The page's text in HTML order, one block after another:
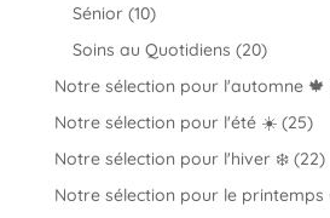
Sénior 1010
produits
Soins au Quotidiens 2020
produits
Notre sélection pour l'automne 🍁
Notre sélection pour l'été ☀️ 2525
Notre sélection pour l'hiver ❄️ 2222
Notre sélection pour le printemps